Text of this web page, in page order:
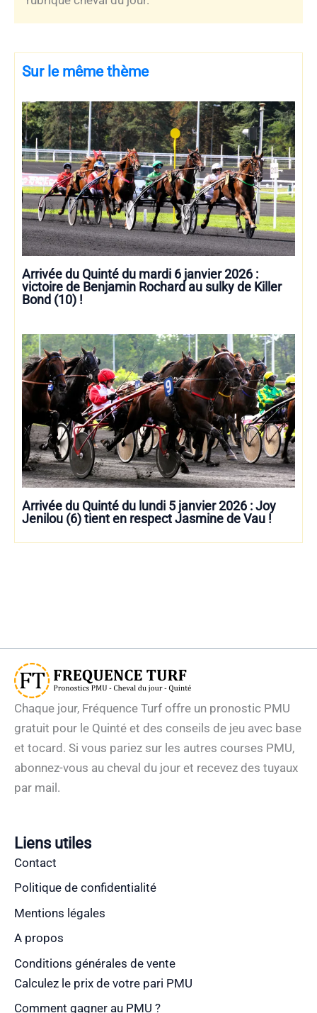
Sur le même thème
Arrivée du Quinté du mardi 6 janvier 2026 :
victoire de Benjamin Rochard au sulky de Killer
Bond (10) !
Arrivée du Quinté du lundi 5 janvier 2026 : Joy
Jenilou (6) tient en respect Jasmine de Vau !
Chaque jour, Fréquence Turf offre un pronostic PMU
gratuit pour le Quinté et des conseils de jeu avec base
et tocard. Si vous pariez sur les autres courses PMU,
abonnez-vous au cheval du jour et recevez des tuyaux
par mail.
Liens utiles
Contact
Politique de confidentialité
Mentions légales
A propos
Conditions générales de vente
Calculez le prix de votre pari PMU
Comment gagner au PMU ?